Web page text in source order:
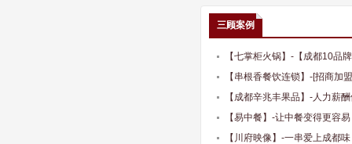
三顾案例
【七掌柜火锅】-【成都10品
策划
【串根香餐饮连锁】-[招商加
销]-成都餐饮策划公司
【成都辛兆丰果品】-人力薪
【易中餐】-让中餐变得更容易
【川府映像】-一串爱上成都味